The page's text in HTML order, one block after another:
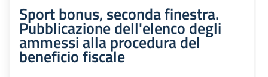
Sport bonus, seconda finestra.
Pubblicazione dell'elenco degli
ammessi alla procedura del
beneficio fiscale